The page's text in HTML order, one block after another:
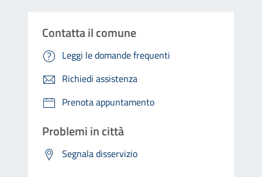
Contatta il comune
Leggi le domande frequenti
Richiedi assistenza
Prenota appuntamento
Problemi in città
Segnala disservizio